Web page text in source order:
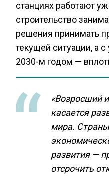
станциях работают
строительство
решения принимать
текущей ситуации, а
2030-м годом —
«Возросший
касается
мира.
развития —
отсрочить